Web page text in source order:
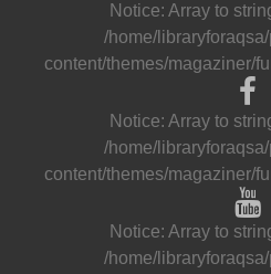
Notice: Array to
/home/
content/themes/magaziner/
Notice: Array to
/home/
content/themes/magaziner/
Notice: Array to
/home/